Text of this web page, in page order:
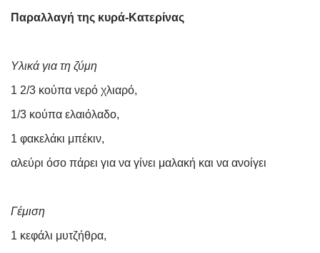
Παραλλαγή της κυρά-Κατερίνας
Υλικά για τη ζύμη
1 2/3 κούπα νερό χλιαρό,
1/3 κούπα ελαιόλαδο,
1 φακελάκι μπέκιν,
αλεύρι όσο πάρει για να γίνει μαλακή και να ανοίγει
Γέμιση
1 κεφάλι μυτζήθρα,